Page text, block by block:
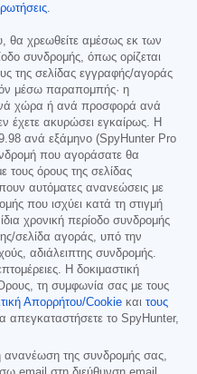
.
θα χρεωθείτε αμέσως εκ των
συνδρομής, όπως ορίζεται
της σελίδας εγγραφής/αγοράς
μέσω παραπομπής· η
ανά χώρα ή ανά προσφορά ανά
έχετε ακυρώσει εγκαίρως. Η
ανά εξάμηνο (SpyHunter Pro
που αγοράσατε θα
τους όρους της σελίδας
αυτόματες ανανεώσεις με
που ισχύει κατά τη στιγμή
χρονική περίοδο συνδρομής
σελίδα αγοράς, υπό την
αδιάλειπτης συνδρομής.
Η δοκιμαστική
τη συμφωνία σας με τους
Απορρήτου/Cookie και τους
απεγκαταστήσετε το SpyHunter,
ανανέωση της συνδρομής σας,